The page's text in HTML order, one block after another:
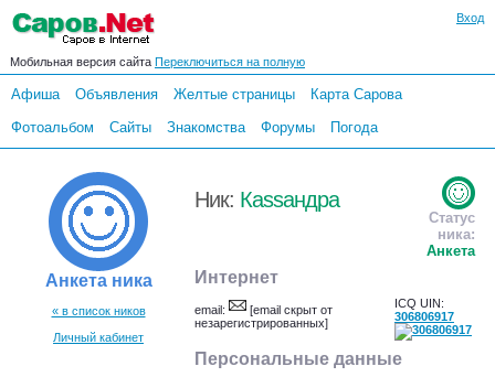
Вход
Мобильная версия сайта Переключиться на полную
Афиша Объявления Желтые страницы
Карта Сарова
Фотоальбом
Сайты Знакомства Форумы Погода
Анкета ника
« в список ников
Личный кабинет
Ник: Каssандра
Статус
ника:
Анкета
Интернет
email:
[email скрыт от
незарегистрированных]
ICQ UIN:
306806917
Персональные данные